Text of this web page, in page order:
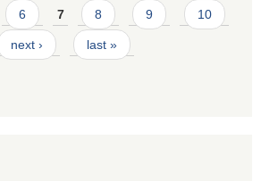
6 7 8 9 10
next › last »